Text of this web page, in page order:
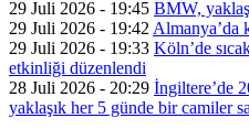
29 Juli 2026 - 19:45 BMW,
29 Juli 2026 - 19:42 Almanya’da
29 Juli 2026 - 19:33 Köln’de
etkinliği düzenlendi
28 Juli 2026 - 20:29 İngiltere’de
yaklaşık her 5 günde bir camiler